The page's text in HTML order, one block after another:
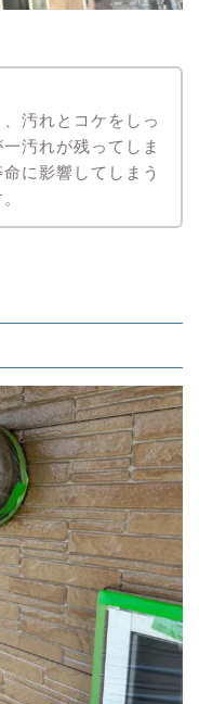
汚れとコケをしっ
汚れが残ってしま
に影響してしまう